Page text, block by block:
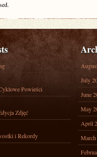
Powieści
Zdjęć
i Rekordy
July
June
May
April